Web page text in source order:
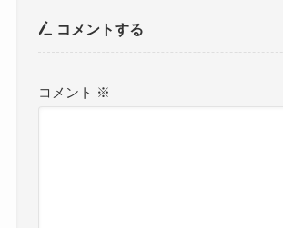
コメントする
コメント ※